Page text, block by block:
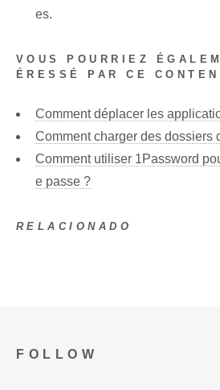
es.
VOUS POURRIEZ
ÉRESSÉ PAR CE
Comment déplacer les
Comment charger des dossiers
Comment utiliser 1Password
e passe ?
RELACIONADO
FOLLOW